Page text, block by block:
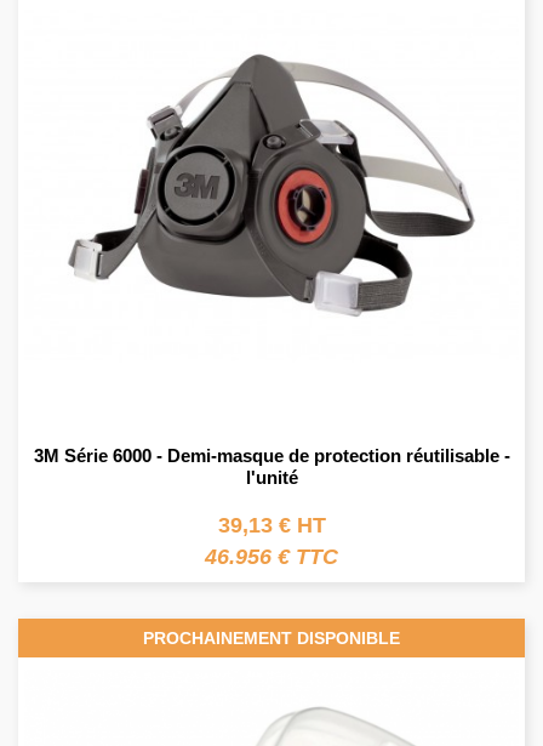
3M Série 6000 - Demi-masque de protection réutilisable -
l'unité
39,13 € HT
46.956 € TTC
PROCHAINEMENT DISPONIBLE